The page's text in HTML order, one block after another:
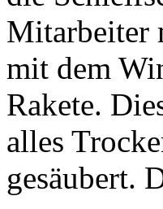
Mitarbeiter
mit dem
Rakete.
alles
gesäubert.